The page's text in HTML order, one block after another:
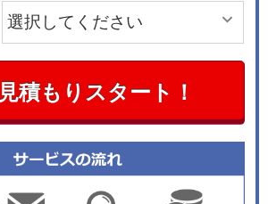
見積もりスタート！